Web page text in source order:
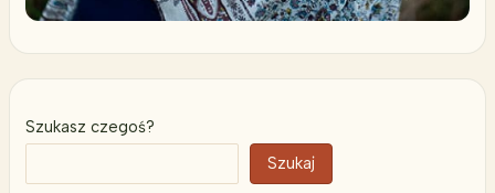
Szukasz czegoś?
Szukaj